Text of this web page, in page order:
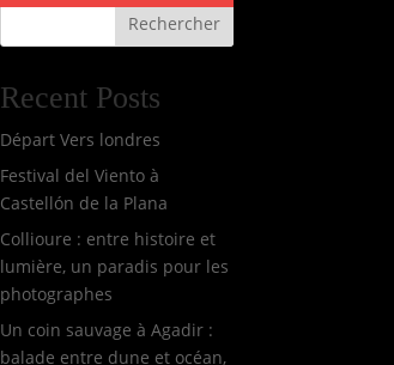
Rechercher
Recent Posts
Départ Vers londres
Festival del Viento à
Castellón de la Plana
Collioure : entre histoire et
lumière, un paradis pour les
photographes
Un coin sauvage à Agadir :
balade entre dune et océan,